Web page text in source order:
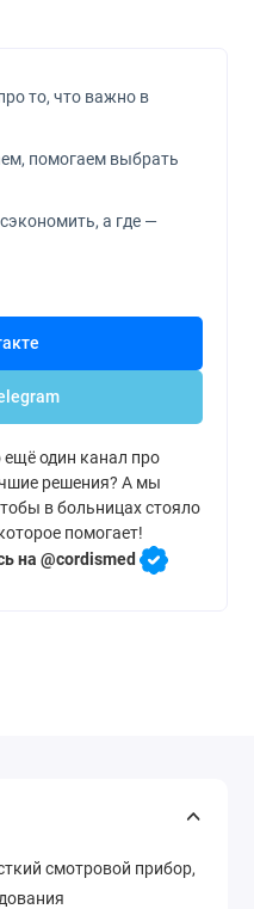
то, что важно в
помогаем выбрать
а где —
ещё один канал про
решения? А мы
в больницах стояло
помогает!
на @cordismed
смотровой прибор,